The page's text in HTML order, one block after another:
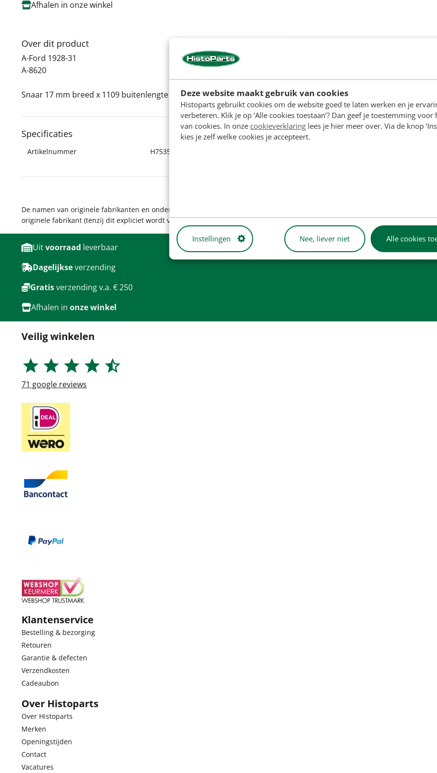
Deze website maakt gebruik van cookies
Histoparts gebruikt cookies om de website goed te laten werken en je
verbeteren. Klik je op ‘Alle cookies toestaan’? Dan geef je toestemming voor
van cookies. In onze cookieverklaringlees je hier meer over. Via de knop
kies je zelf welke cookies je accepteert.
Instellingen Nee, liever niet Alle cookies
Afhalen in onze winkel
Over dit product
A-Ford 1928-31
A-8620
Snaar 17 mm breed x 1109 buitenlengte
Specificaties
Artikelnummer H7535
De namen van originele fabrikanten en onderdeelnummers worden uitsluitend ter referentie vermeld en zijn niet bedoeld
originele fabrikant (tenzij dit expliciet wordt vermeld). Productafbeeldingen dienen enkel ter illustratie en vormen mogelijk
Uitvoorraad leverbaar
Dagelijkseverzending
Gratisverzending v.a. € 250
Afhalen in onze winkel
Veilig winkelen
71 google reviews
Klantenservice
Bestelling & bezorging
Retouren
Garantie & defecten
Verzendkosten
Cadeaubon
Over Histoparts
Over Histoparts
Merken
Openingstijden
Contact
Vacatures